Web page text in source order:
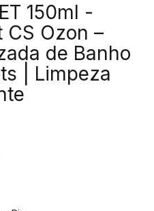
150ml -
CS Ozon –
de Banho
| Limpeza